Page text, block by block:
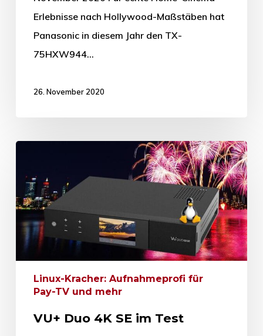
Erlebnisse nach Hollywood-Maßstäben hat
Panasonic in diesem Jahr den TX-
75HXW944…
26. November 2020
Linux-Kracher: Aufnahmeprofi für
Pay-TV und mehr
VU+ Duo 4K SE im Test